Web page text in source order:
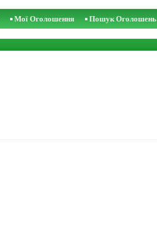
Мої Оголошення Пошук Оголошень